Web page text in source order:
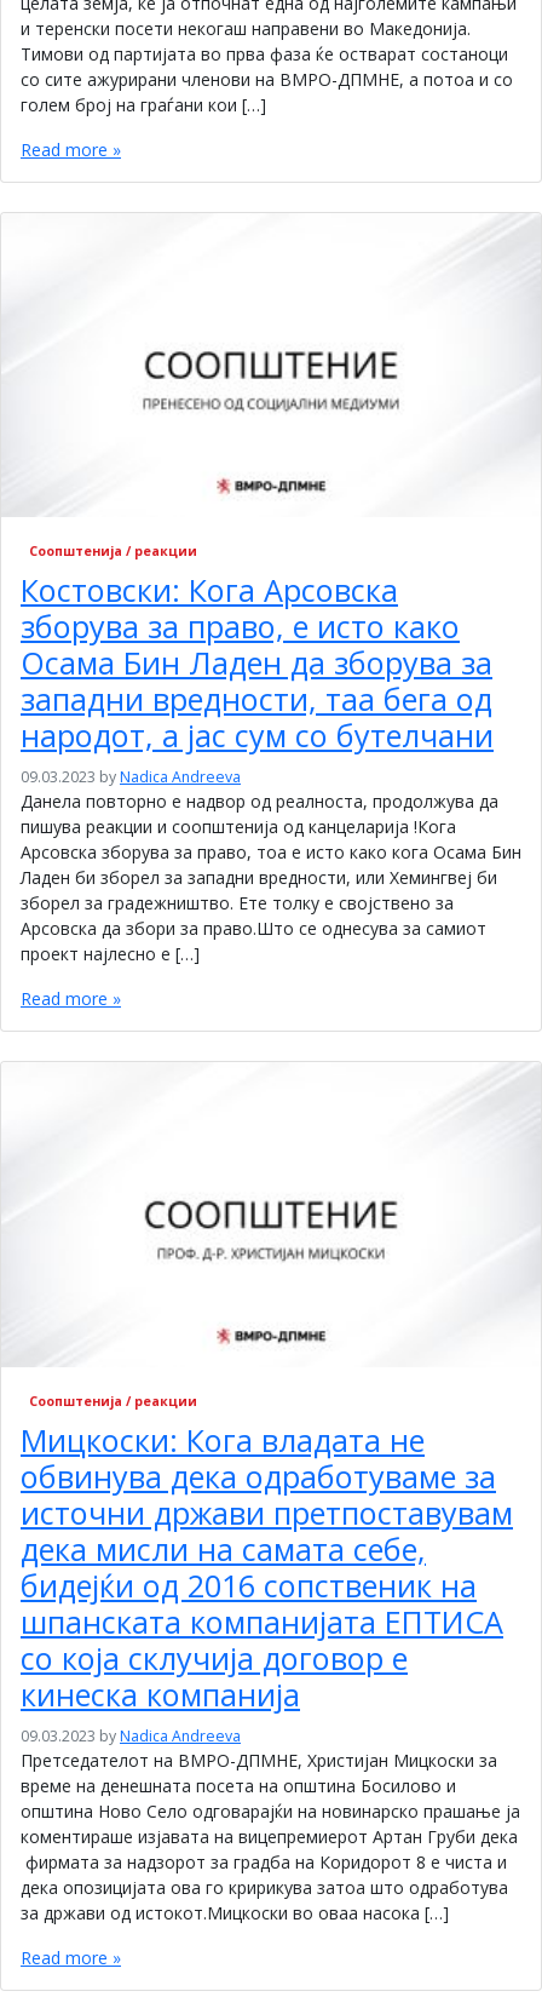
и теренски посети некогаш направени во Македонија.
Тимови од партијата во прва фаза ќе остварат состаноци
со сите ажурирани членови на ВМРО-ДПМНЕ, а потоа и со
голем број на граѓани кои […]
Read more »
Соопштенија / реакции
Костовски: Кога Арсовска
зборува за право, е исто како
Осама Бин Ладен да зборува за
западни вредности, таа бега од
народот, а јас сум со бутелчани
09.03.2023 byNadica Andreeva
Данела повторно е надвор од реалноста, продолжува да
пишува реакции и соопштенија од канцеларија !Кога
Арсовска зборува за право, тоа е исто како кога Осама Бин
Ладен би зборел за западни вредности, или Хемингвеј би
зборел за градежништво. Ете толку е својствено за
Арсовска да збори за право.Што се однесува за самиот
проект најлесно е […]
Read more »
Соопштенија / реакции
Мицкоски: Кога владата не
обвинува дека одработуваме за
источни држави претпоставувам
дека мисли на самата себе,
бидејќи од 2016 сопственик на
шпанската компанијата ЕПТИСА
со која склучија договор е
кинеска компанија
09.03.2023 byNadica Andreeva
Претседателот на ВМРО-ДПМНЕ, Христијан Мицкоски за
време на денешната посета на општина Босилово и
општина Ново Село одговарајќи на новинарско прашање ја
коментираше изјавата на вицепремиерот Артан Груби дека
фирмата за надзорот за градба на Коридорот 8 е чиста и
дека опозицијата ова го кририкува затоа што одработува
за држави од истокот.Мицкоски во оваа насока […]
Read more »